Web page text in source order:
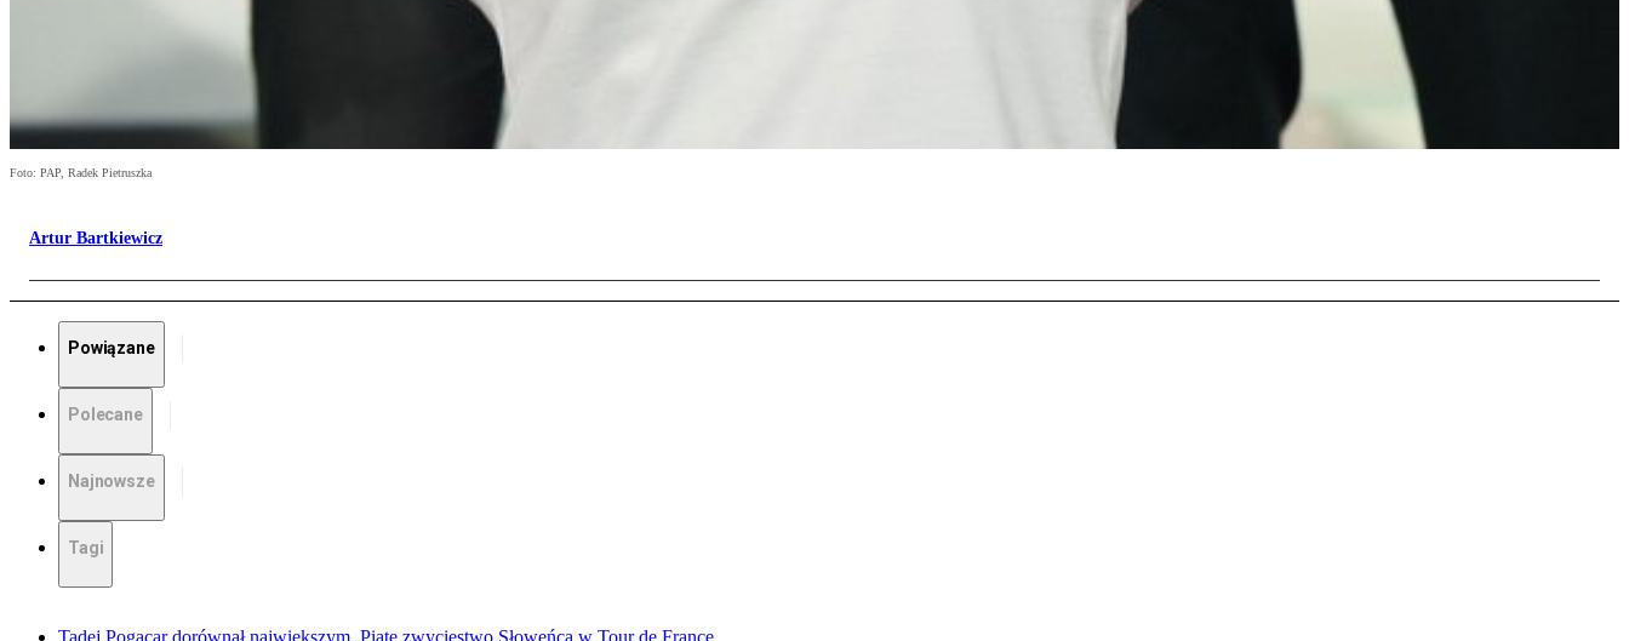
Foto: PAP, Radek Pietruszka
Artur Bartkiewicz
Powiązane
Polecane
Najnowsze
Tagi
Tadej Pogacar dorównał największym. Piąte zwycięstwo Słoweńca w Tour de France